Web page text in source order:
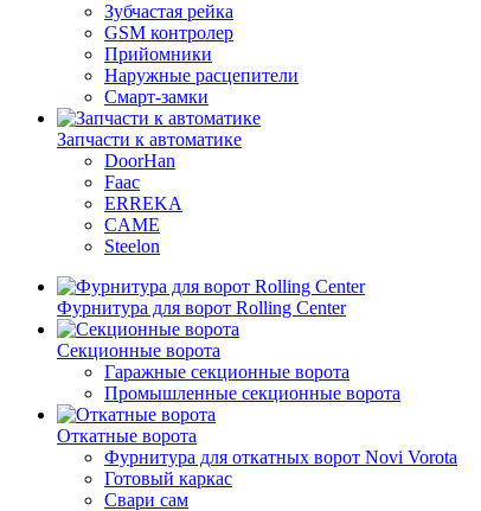
Зубчастая рейка
GSM контролер
Прийомники
Наружные расцепители
Смарт-замки
Запчасти к автоматике
DoorHan
Faac
ERREKA
CAME
Steelon
Фурнитура для ворот Rolling Center
Секционные ворота
Гаражные секционные ворота
Промышленные секционные ворота
Откатные ворота
Фурнитура для откатных ворот Novi Vorota
Готовый каркас
Свари сам